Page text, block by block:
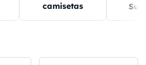
camisetas